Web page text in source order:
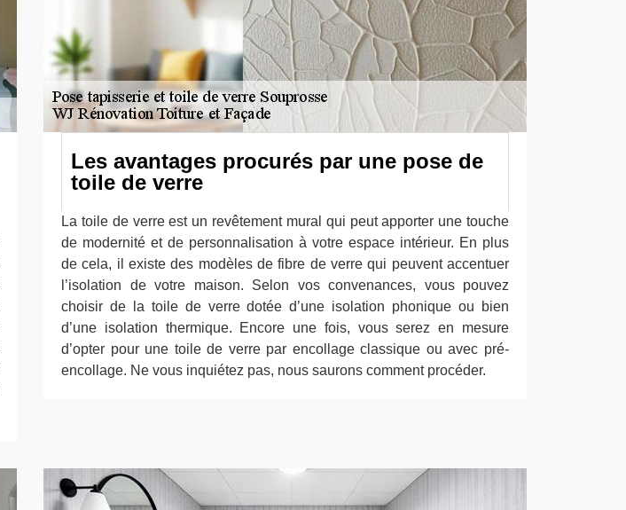
Les avantages procurés par une pose de
toile de verre
La toile de verre est un revêtement mural qui peut apporter une touche
de modernité et de personnalisation à votre espace intérieur. En plus
de cela, il existe des modèles de fibre de verre qui peuvent accentuer
l’isolation de votre maison. Selon vos convenances, vous pouvez
choisir de la toile de verre dotée d’une isolation phonique ou bien
d’une isolation thermique. Encore une fois, vous serez en mesure
d’opter pour une toile de verre par encollage classique ou avec pré-
encollage. Ne vous inquiétez pas, nous saurons comment procéder.